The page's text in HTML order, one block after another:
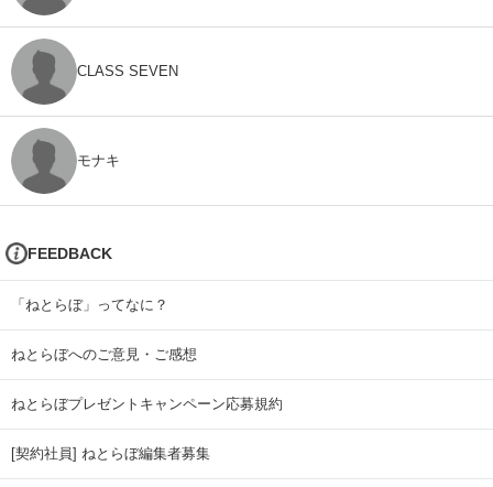
CLASS SEVEN
モナキ
FEEDBACK
「ねとらぼ」ってなに？
ねとらぼへのご意見・ご感想
ねとらぼプレゼントキャンペーン応募規約
[契約社員] ねとらぼ編集者募集